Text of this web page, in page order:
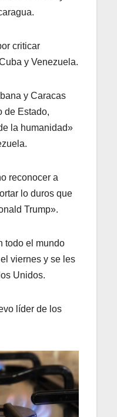
criticar
y Venezuela.
y Caracas
de Estado,
la humanidad»
reconocer a
lo duros que
Trump».
todo el mundo
viernes y se les
Unidos.
líder de los